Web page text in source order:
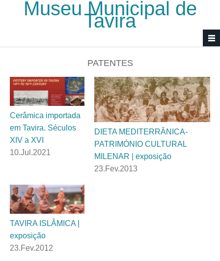
Passar para o conteúdo principal
Museu Municipal de
Tavira
PATENTES
Cerâmica importada
em Tavira. Séculos
XIV a XVI
10.Jul.2021
DIETA MEDITERRÂNICA-
PATRIMÓNIO CULTURAL
MILENAR | exposição
23.Fev.2013
TAVIRA ISLÂMICA |
exposição
23.Fev.2012